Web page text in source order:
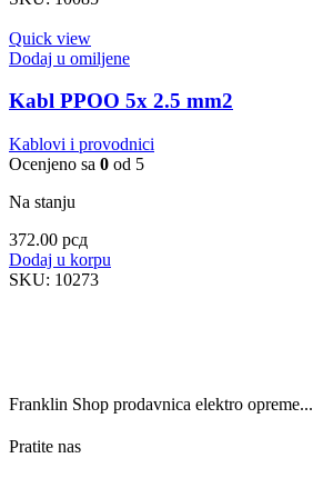
Quick view
Dodaj u omiljene
Kabl PPOO 5x 2.5 mm2
Kablovi i provodnici
Ocenjeno sa 0 od 5
Na stanju
372.00 рсд
Dodaj u korpu
SKU: 10273
Franklin Shop prodavnica elektro opreme...
Pratite nas